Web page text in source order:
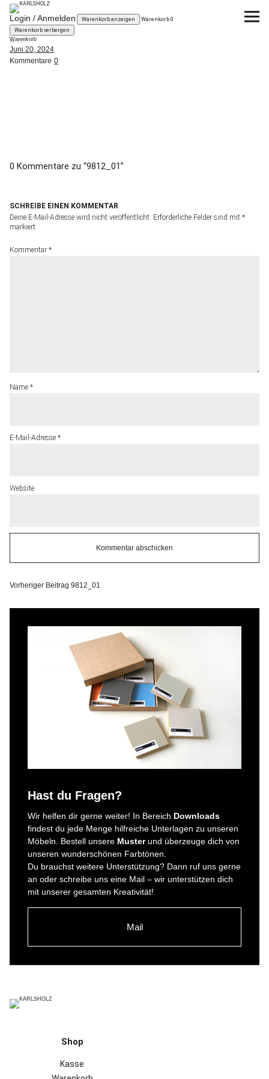
KARLSHOLZ
Login / Anmelden Warenkorb anzeigen Warenkorb 0
Warenkorb verbergen
Warenkorb
Das System
9812_01
Juni 20, 2024
Kommentare 0
0 Kommentare zu “9812_01”
SCHREIBE EINEN KOMMENTAR
Deine E-Mail-Adresse wird nicht veröffentlicht. Erforderliche Felder sind mit*
markiert
Kommentar*
Name*
E-Mail-Adresse*
Website
Vorheriger Beitrag 9812_01
Hast du Fragen?
Wir helfen dir gerne weiter! In Bereich Downloads
findest du jede Menge hilfreiche Unterlagen zu unseren
Möbeln. Bestell unsere Musterund überzeuge dich von
unseren wunderschönen Farbtönen.
Du brauchst weitere Unterstützung? Dann ruf uns gerne
an oder schreibe uns eine Mail – wir unterstützen dich
mit unserer gesamten Kreativität!
Mail
Shop
Kasse